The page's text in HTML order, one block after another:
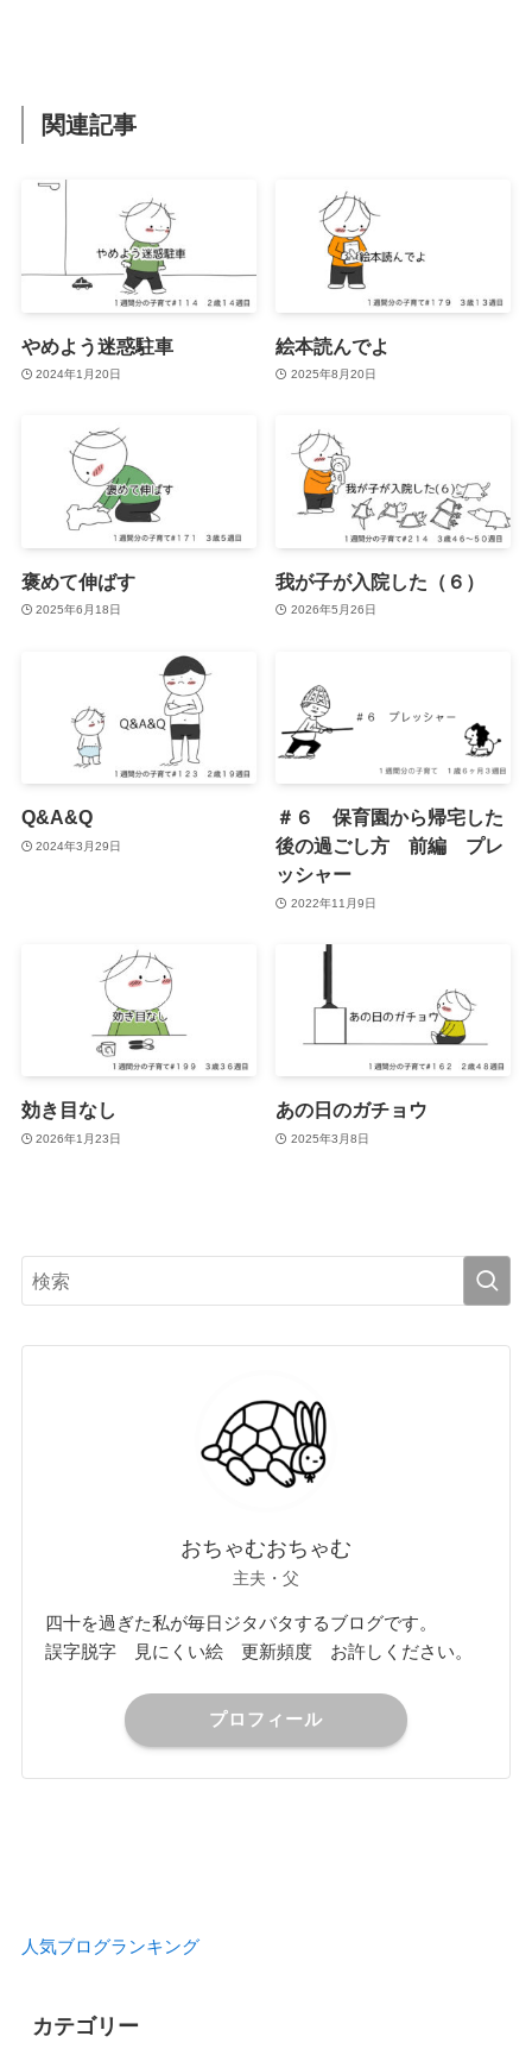
関連記事
やめよう迷惑駐車
2024年1月20日
絵本読んでよ
2025年8月20日
褒めて伸ばす
2025年6月18日
我が子が入院した（６）
2026年5月26日
Q&A&Q
2024年3月29日
＃６ 保育園から帰宅した
後の過ごし方 前編 プレ
ッシャー
2022年11月9日
効き目なし
2026年1月23日
あの日のガチョウ
2025年3月8日
おちゃむおちゃむ
主夫・父
四十を過ぎた私が毎日ジタバタするブログです。
誤字脱字 見にくい絵 更新頻度 お許しください。
プロフィール
人気ブログランキング
カテゴリー